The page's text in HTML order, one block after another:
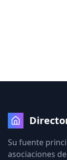
Su fuente
asociaciones